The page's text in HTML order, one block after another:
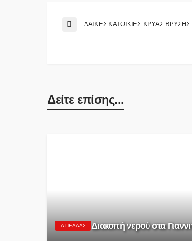
ΛΑΙΚΕΣ ΚΑΤΟΙΚΙΕΣ ΚΡΥΑΣ ΒΡΥΣΗΣ
Δείτε επίσης...
Δ.ΠΈΛΛΑΣ Διακοπή νερού στα